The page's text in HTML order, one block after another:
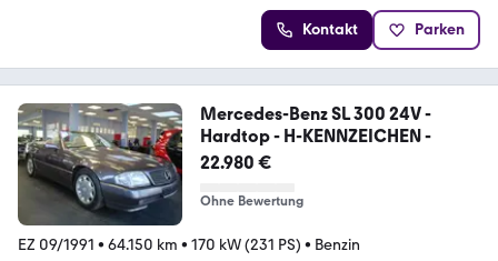
Kontakt Parken
Mercedes-Benz SL 300 24V -
Hardtop - H-KENNZEICHEN -
22.980 €
Ohne Bewertung
EZ 09/1991 • 64.150 km • 170 kW (231 PS) • Benzin